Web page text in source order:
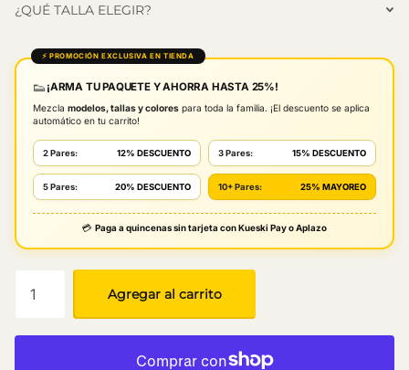
¿QUÉ TALLA ELEGIR?
⚡ PROMOCIÓN EXCLUSIVA EN TIENDA
👟 ¡ARMA TU PAQUETE Y AHORRA HASTA 25%!
Mezcla modelos, tallas y colores para toda la familia. ¡El descuento se aplica
automático en tu carrito!
2 Pares: 12% DESCUENTO 3 Pares: 15% DESCUENTO
5 Pares: 20% DESCUENTO 10+ Pares: 25% MAYOREO
💳 Paga a quincenas sin tarjeta con Kueski Pay o Aplazo
Agregar al carrito